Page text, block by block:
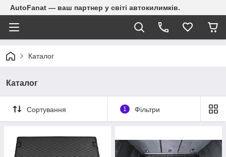
AutoFanat — ваш партнер у світі автокилимків.
Каталог
Каталог
Сортування 1 Фільтри